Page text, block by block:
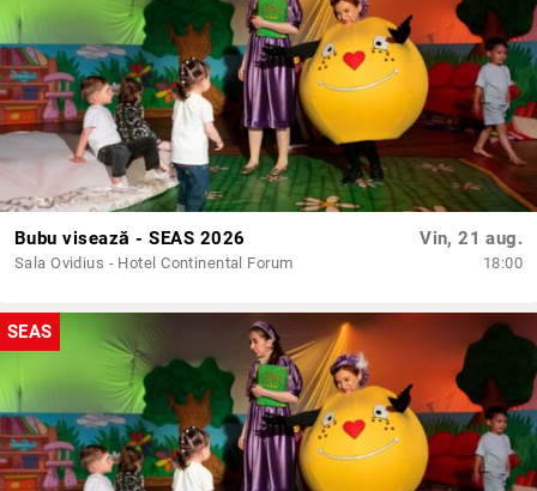
Bubu visează - SEAS 2026
Sala Ovidius - Hotel Continental Forum
Vin, 21 aug.
18:00
SEAS